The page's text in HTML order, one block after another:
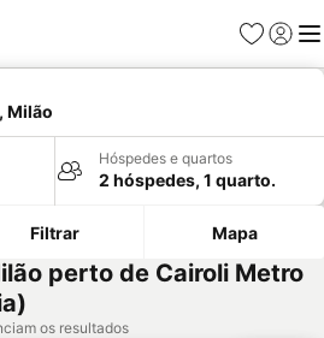
Favoritos
Iniciar
Milão
Hóspedes e quartos
2 hóspedes, 1 quarto.
Filtrar Mapa
perto de Cairoli Metro
os resultados